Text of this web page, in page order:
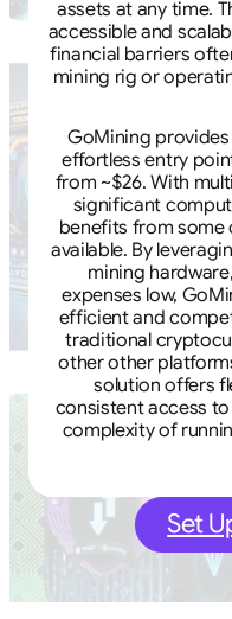
assets at any time.
accessible and
financial barriers
mining rig or
GoMining
effortless entry
from ~$26. With
significant
benefits from some
available. By
mining
expenses low,
efficient and
traditional
other other
solution offers
consistent access
complexity of
Set